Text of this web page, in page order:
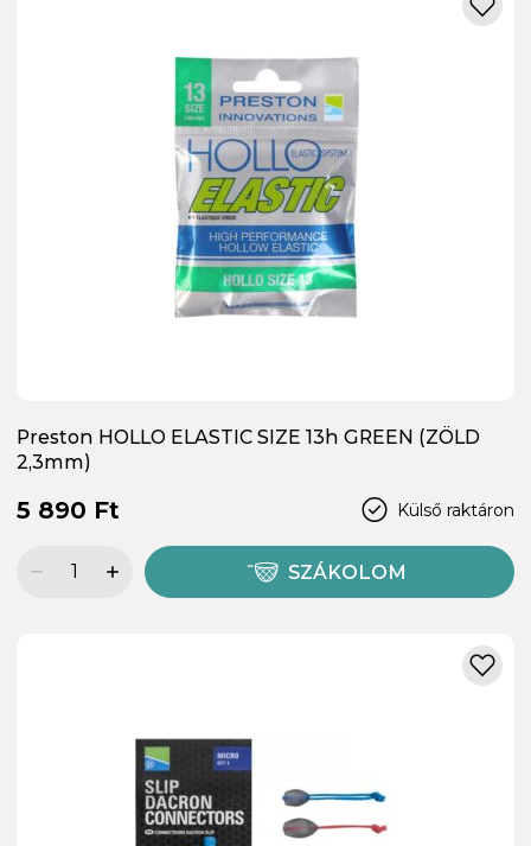
Preston HOLLO ELASTIC SIZE 13h GREEN (ZÖLD
2,3mm)
Külső raktáron
5 890 Ft
SZÁKOLOM